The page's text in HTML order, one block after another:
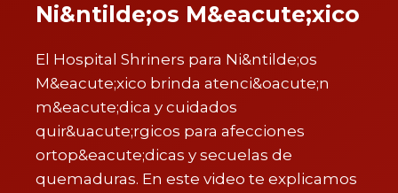
Ni&ntilde;os M&eacute;xico
El Hospital Shriners para Ni&ntilde;os
M&eacute;xico brinda atenci&oacute;n
m&eacute;dica y cuidados
quir&uacute;rgicos para afecciones
ortop&eacute;dicas y secuelas de
quemaduras. En este video te explicamos